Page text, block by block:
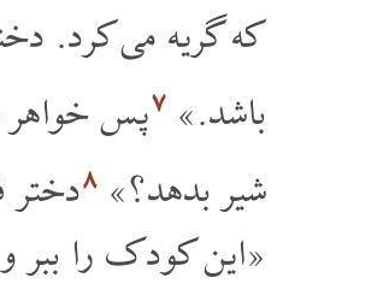
که گریه می کرد.
باشد.» ۷پس خواهر
شیر بدهد؟» ۸
«این کودک را ببر